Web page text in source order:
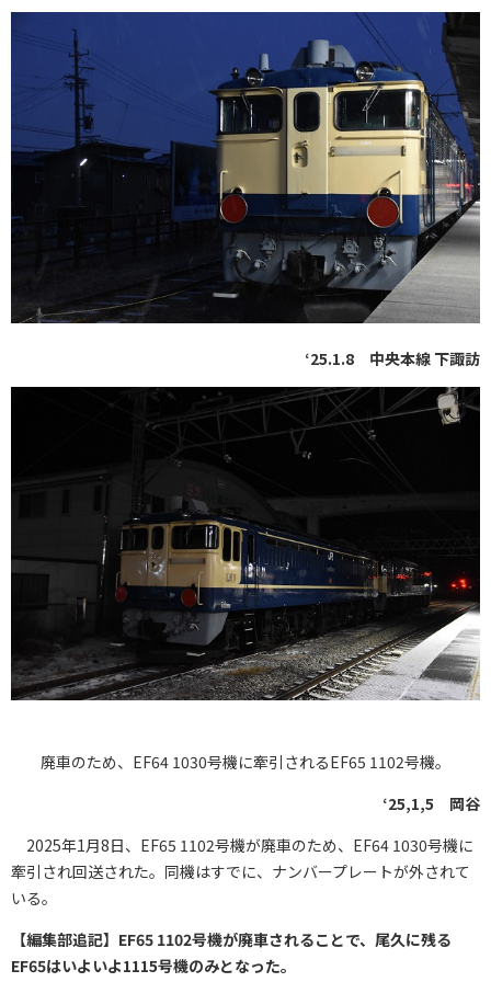
‘25.1.8 中央本線 下諏訪
廃車のため、EF64 1030号機に牽引されるEF65 1102号機。
‘25,1,5 岡谷
2025年1月8日、EF65 1102号機が廃車のため、EF64 1030号機に
牽引され回送された。同機はすでに、ナンバープレートが外されて
いる。
【編集部追記】EF65 1102号機が廃車されることで、尾久に残る
EF65はいよいよ1115号機のみとなった。